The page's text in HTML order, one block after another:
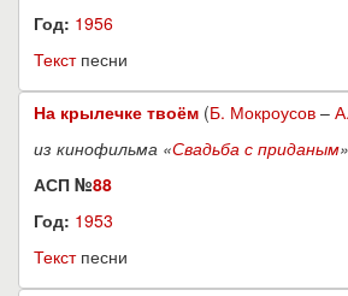
Год: 1956
Текстпесни
На крылечке твоём (Б. Мокроусов –
из кинофильма «Свадьба с приданым»
АСП №88
Год: 1953
Текстпесни